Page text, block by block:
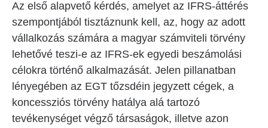
Az első alapvető kérdés, amelyet az IFRS-áttérés
szempontjából tisztáznunk kell, az, hogy az adott
vállalkozás számára a magyar számviteli törvény
lehetővé teszi-e az IFRS-ek egyedi beszámolási
célokra történő alkalmazását. Jelen pillanatban
lényegében az EGT tőzsdéin jegyzett cégek, a
koncessziós törvény hatálya alá tartozó
tevékenységet végző társaságok, illetve azon